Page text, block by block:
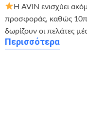
Η AVIN ενισχύει
προσφοράς, καθώς
δωρίζουν οι πελάτες
Περισσότερα